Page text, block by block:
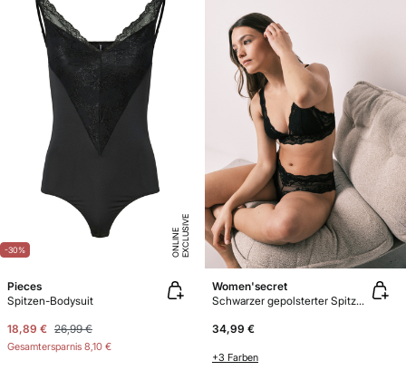
-30% E
X
C
L
U
SI
V
E
O
N
LI
N
E
Pieces
Spitzen-Bodysuit
18,89 € 26,99 €
Gesamtersparnis 8,10 €
Women'secret
Schwarzer gepolsterter Spitzen-Triangel-BH FANTASTIC
34,99 €
+3 Farben